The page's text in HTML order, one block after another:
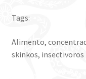
Tags:
Alimento,
skinkos, insectivoros